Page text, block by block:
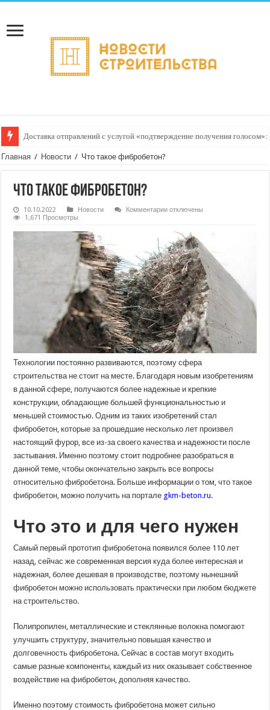
Доставка отправлений с услугой «подтверждение получения
Главная / Новости / Что такое фибробетон?
Что такое фибробетон?
10.10.2022 Новости Комментариик
такое
фибробетон?
отключены
1,671 Просмотры
Технологии постоянно развиваются, поэтому сфера
строительства не стоит на месте. Благодаря новым изобретениям
в данной сфере, получаются более надежные и крепкие
конструкции, обладающие большей функциональностью и
меньшей стоимостью. Одним из таких изобретений стал
фибробетон, которые за прошедшие несколько лет произвел
настоящий фурор, все из-за своего качества и надежности после
застывания. Именно поэтому стоит подробнее разобраться в
данной теме, чтобы окончательно закрыть все вопросы
относительно фибробетона. Больше информации о том, что такое
фибробетон, можно получить на портале gkm-beton.ru.
Что это и для чего нужен
Самый первый прототип фибробетона появился более 110 лет
назад, сейчас же современная версия куда более интересная и
надежная, более дешевая в производстве, поэтому нынешний
фибробетон можно использовать практически при любом бюджете
на строительство.
Полипропилен, металлические и стеклянные волокна помогают
улучшить структуру, значительно повышая качество и
долговечность фибробетона. Сейчас в состав могут входить
самые разные компоненты, каждый из них оказывает собственное
воздействие на фибробетон, дополняя качество.
Именно поэтому стоимость фибробетона может сильно